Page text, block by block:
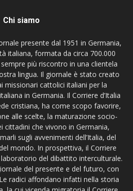
Chi siamo
presente dal 1951 in Germania,
italiana, formata da circa 700.000
più riscontro in una clientela
lingua. Il giornale è stato creato
missionari cattolici italiani per la
in Germania. Il Corriere d’Italia
cristiana, ha come scopo favorire,
alle scelte, la maturazione socio-
cittadini che vivono in Germania,
sugli avvenimenti dell’Italia, del
mondo. In prospettiva, il Corriere
del dibattito interculturale.
del presente e del futuro, con
radici affondano infatti nella storia